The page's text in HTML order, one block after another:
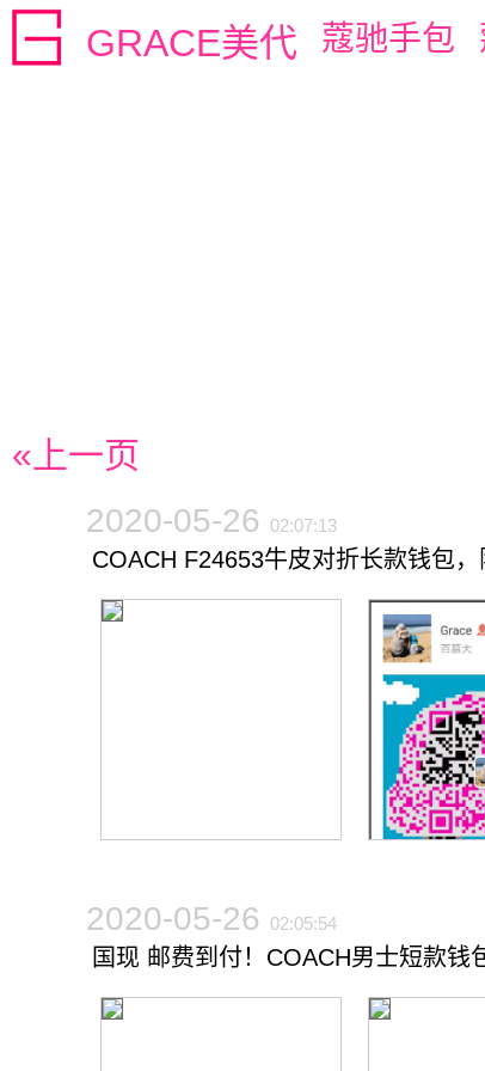
GRACE美代 蔻驰手包
«上一页
2020-05-26 02:07:13
COACH F24653牛皮对折长款钱包
2020-05-26 02:05:54
国现 邮费到付！COACH男士短款钱